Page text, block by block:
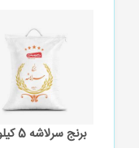
برنج سرلاشه 10 کیلویی